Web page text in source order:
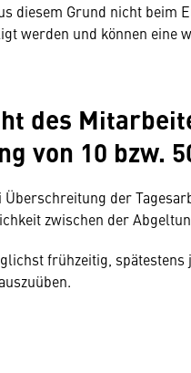
diesem Grund nicht beim
werden und können eine
des
von 10 bzw.
der
zwischen der
frühzeitig, spätestens